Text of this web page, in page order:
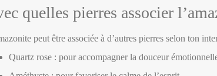
quelles pierres associer
peut être associée à d’autres pierres selon ton
Quartz rose : pour accompagner la douceur